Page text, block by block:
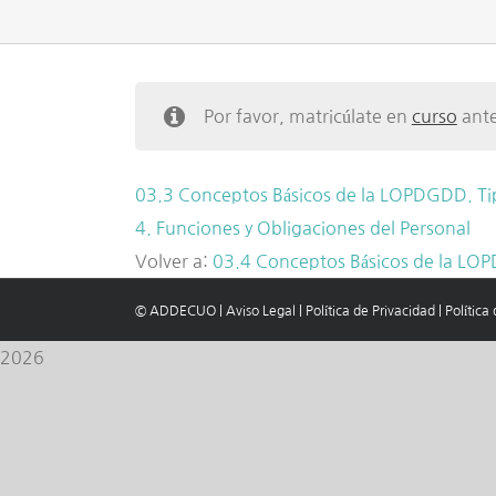
Por favor, matricúlate en curso
03.3 Conceptos Básicos de la LOPDGDD.
4. Funciones y Obligaciones del Personal
Volver a: 03.4 Conceptos Básicos de la
© ADDECUO Aviso Legal Política de Privacidad Política
2026